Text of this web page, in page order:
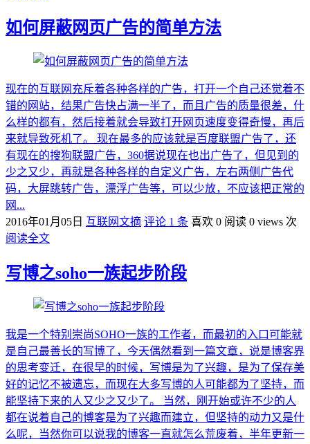
如何屏蔽网页广告的简单方法
现在的互联网充斥着各种各样的广告，打开一个自己还觉着不
错的网站，结果广告快占满一半了，而且广告的质量很差，什
么样的都有，然后接着就会导致打开网页速度变得奇慢，再后
来就导致死机了。 现在最多的应该就是百度联盟广告了，还
有现在的搜狗联盟广告，360据说现在也出广告了，但见到的
少之又少，再就是各种各样的自定义广告，左右两侧广告代
码，大屏跳转广告，漂浮广告等，可以少放，不应该把正常的
网...
2016年01月05日 互联网文摘 评论 1 条 喜欢 0 阅读 0 views 次
阅读全文
写博之soho一族起步阶段
我是一个特别崇尚SOHO一族的工作者，而最初的入口可能就
是自己最善长的写博了，今天偶然看到一篇文章，说是博客界
的思考变迁，在很早的时候，写博是为了兴趣，是为了保存美
好的记忆不被遗忘，而现在大多写博的人可能都为了坚持，而
能坚持下来的人又少之又少了。 当然，刚开始或许不少的人
都在说着自己的博客是为了兴趣而建立，但坚持的动力又是什
么呢，当然你可以说我的博客一直就怎么荒废着，半年更新一